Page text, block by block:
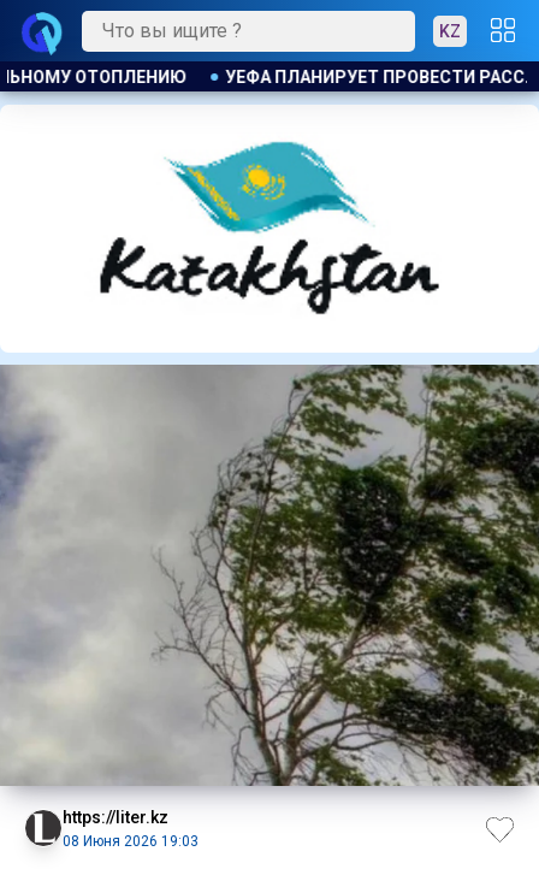
KZ
РАССЛЕДОВАНИЕ ИНИЦИАТИВЫ ФИФА ПО ПРОДАЖЕ
https://liter.kz
08 Июня 2026 19:03